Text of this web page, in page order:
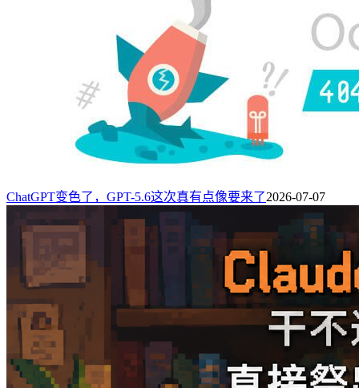
ChatGPT变色了，GPT-5.6这次真有点像要来了2026-07-07